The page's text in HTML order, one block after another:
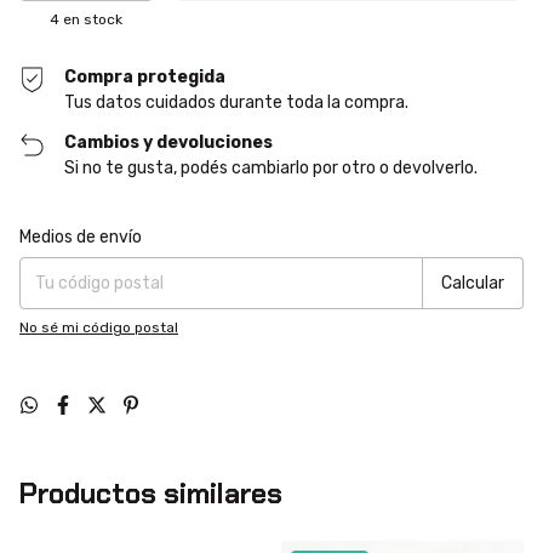
4 en stock
Compra protegida
Tus datos cuidados durante toda la compra.
Cambios y devoluciones
Si no te gusta, podés cambiarlo por otro o devolverlo.
Entregas para el CP:
Medios de envío
Calcular
No sé mi código postal
Productos similares